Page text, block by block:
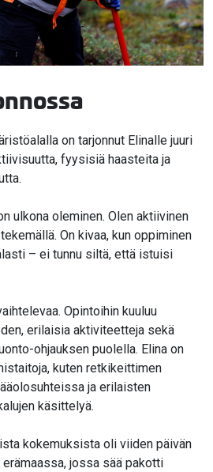
on tarjonnut Elinalle juuri
fyysisiä haasteita ja
ulkona oleminen. Olen aktiivinen
On kivaa, kun oppiminen
– ei tunnu siltä, että istuisi
Opintoihin kuuluu
erilaisia aktiviteetteja sekä
ohjauksen puolella. Elina on
kuten retkikeittimen
ja erilaisten
käsittelyä.
kokemuksista oli viiden päivän
jossa sää pakotti